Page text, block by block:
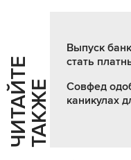
Ч
И
Т
АЙ
Т
Е
Т
А
К
ЖЕ
Выпуск
стать
Совфед
каникулах